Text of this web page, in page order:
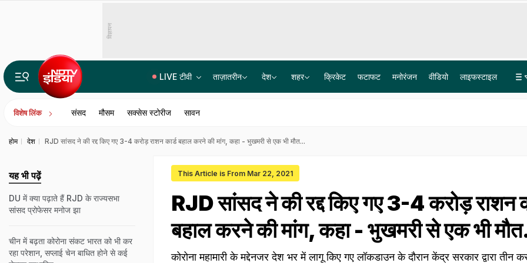
विज्ञापन
LIVE टीवी ताज़ातरीन देश शहर क्रिकेट फटाफट मनोरंजन वीडियो लाइफस्टाइल
विशेष लिंक संसद मौसम सक्सेस स्टोरीज सावन
होम देश RJD सांसद ने की रद्द किए गए 3-4 करोड़ राशन कार्ड बहाल करने की मांग, कहा - भुखमरी से एक भी मौत...
This Article is From Mar 22, 2021
RJD सांसद ने की रद्द किए गए 3-4 करोड़ राशन
बहाल करने की मांग, कहा - भुखमरी से एक भी
कोरोना महामारी के मद्देनजर देश भर में लागू किए गए लॉकडाउन के दौरान केंद्र सरकार द्वारा तीन
यह भी पढ़ें
DU में क्या पढ़ाते हैं RJD के राज्यसभा
सांसद प्रोफेसर मनोज झा
चीन में बढ़ता कोरोना संकट भारत को भी कर
रहा परेशान, सप्लाई चेन बाधित होने से कई